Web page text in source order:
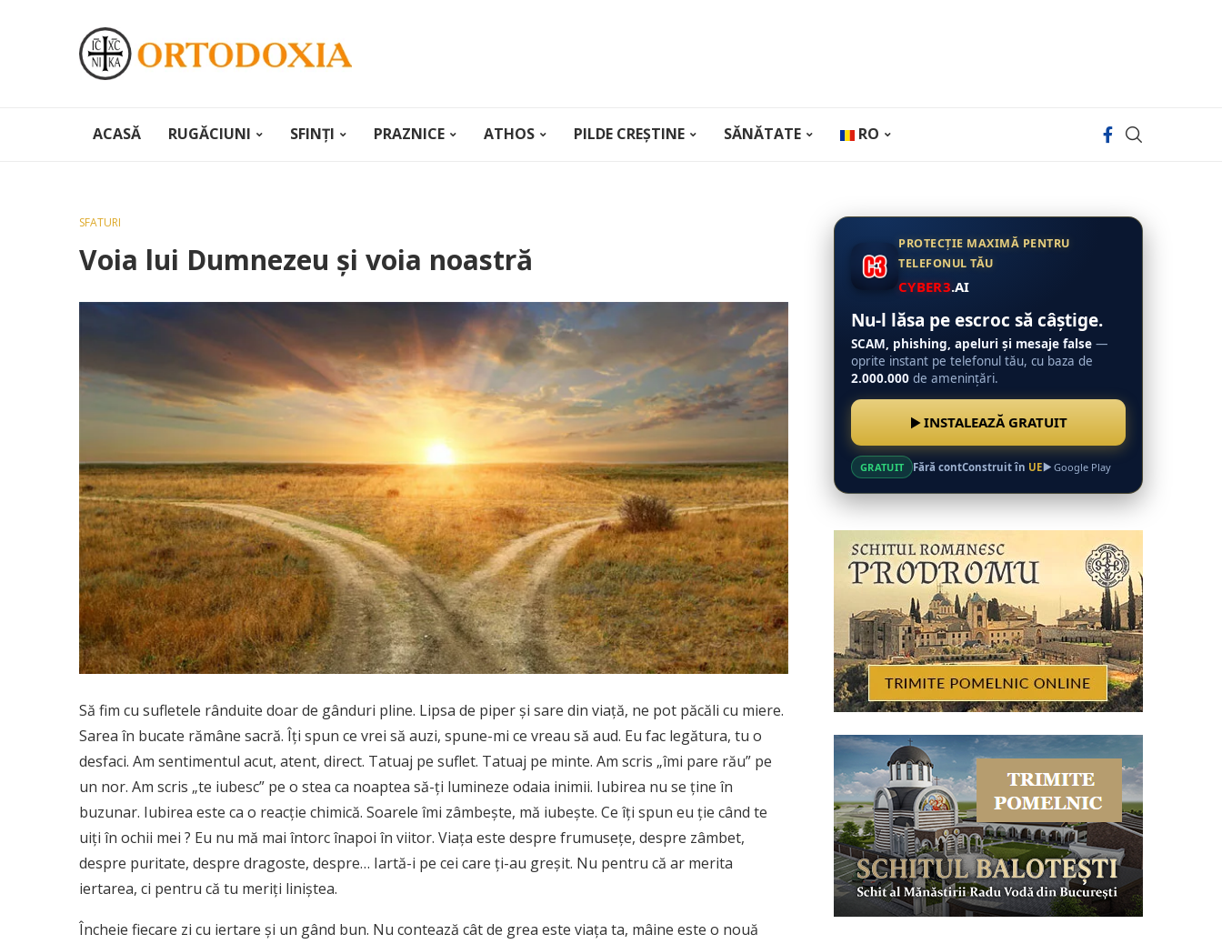
ACASĂ RUGĂCIUNI SFINȚI PRAZNICE ATHOS PILDE CREȘTINE SĂNĂTATE RO
SFATURI
Voia lui Dumnezeu și voia noastră
Să fim cu sufletele rânduite doar de gânduri pline. Lipsa de piper și sare din viață, ne pot păcăli cu miere.
Sarea în bucate rămâne sacră. Îți spun ce vrei să auzi, spune-mi ce vreau să aud. Eu fac legătura, tu o
desfaci. Am sentimentul acut, atent, direct. Tatuaj pe suflet. Tatuaj pe minte. Am scris „îmi pare rău” pe
un nor. Am scris „te iubesc” pe o stea ca noaptea să-ți lumineze odaia inimii. Iubirea nu se ține în
buzunar. Iubirea este ca o reacţie chimică. Soarele îmi zâmbește, mă iubeşte. Ce îți spun eu ție când te
uiți în ochii mei ? Eu nu mă mai întorc înapoi în viitor. Viaţa este despre frumuseţe, despre zâmbet,
despre puritate, despre dragoste, despre… Iartă-i pe cei care ţi-au greşit. Nu pentru că ar merita
iertarea, ci pentru că tu meriţi liniştea.
Încheie fiecare zi cu iertare şi un gând bun. Nu contează cât de grea este viaţa ta, mâine este o nouă
PROTECȚIE MAXIMĂ PENTRU
TELEFONUL TĂU
CYBER3.AI
Nu-l lăsa pe escroc să câștige.
SCAM, phishing, apeluri și mesaje false —
oprite instant pe telefonul tău, cu baza de
2.000.000 de amenințări.
INSTALEAZĂ GRATUIT
GRATUIT Fără contConstruit în UE Google Play